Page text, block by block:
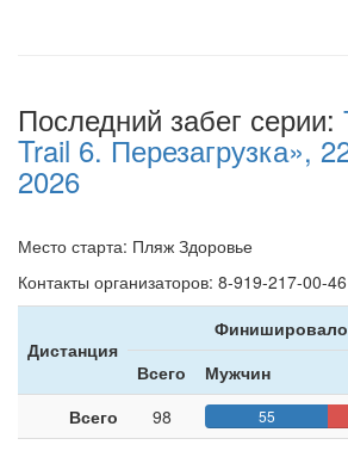
Последний забег серии:
Trail 6. Перезагрузка»,
2026
Место старта: Пляж Здоровье
Контакты организаторов: 8-919-217-00-
Дистанция
Финишировало
Всего
Мужчин
Всего
98 55